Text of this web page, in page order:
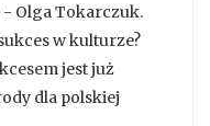
Olga Tokarczuk.
w kulturze?
jest już
dla polskiej